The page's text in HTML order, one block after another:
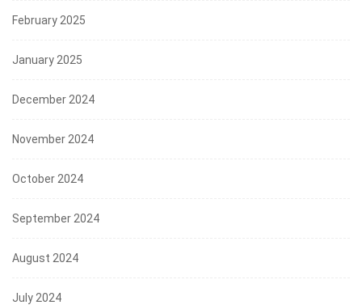
February 2025
January 2025
December 2024
November 2024
October 2024
September 2024
August 2024
July 2024